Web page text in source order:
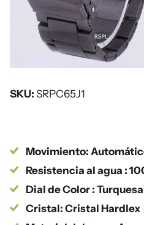
SKU:SRPC65J1
Movimiento:
Resistencia al agua :
Dial de Color :
Cristal: Cristal Hardlex